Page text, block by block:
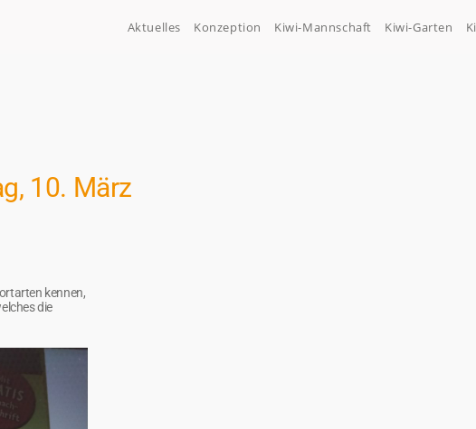
Aktuelles Konzeption Kiwi-Mannschaft Kiwi-Garten
10. März
kennen,
die